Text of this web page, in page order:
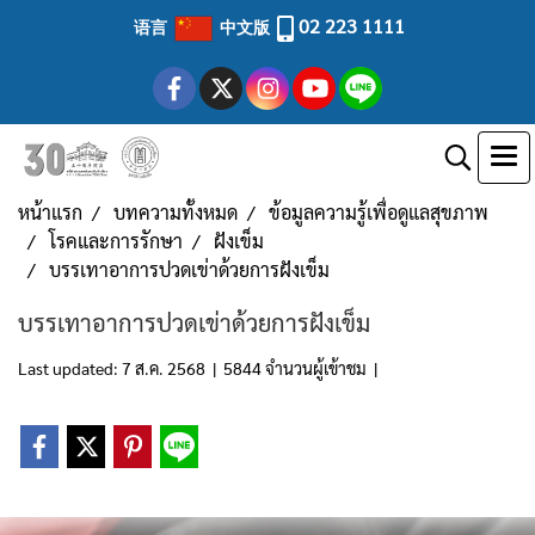
语言 中文版 02 223 1111
หน้าแรก บทความทั้งหมด
ข้อมูลความรู้เพื่อดูแลสุขภาพ
โรคและการรักษา
ฝังเข็ม
บรรเทาอาการปวดเข่าด้วยการฝังเข็ม
บรรเทาอาการปวดเข่าด้วยการฝังเข็ม
Last updated: 7 ส.ค. 2568 | 5844 จำนวนผู้เข้าชม |